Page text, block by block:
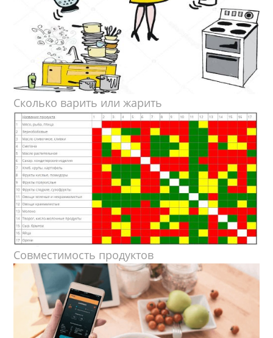
Сколько варить или жарить
Совместимость продуктов